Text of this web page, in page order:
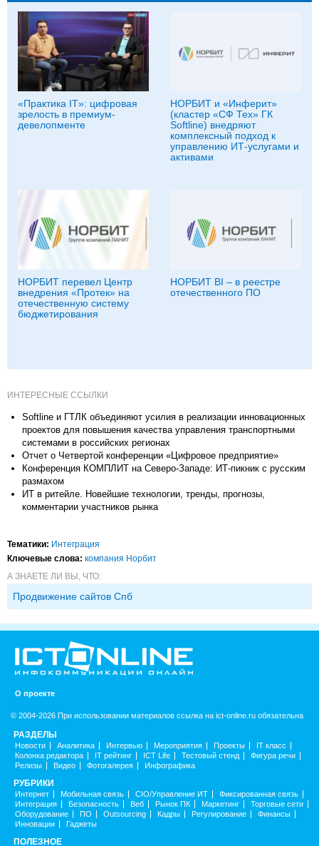
«Практика IT»: цифровая
зрелость в премиум-
девелопменте
НОРБИТ и «Инферит»
(кластер «СФ Тех» ГК
Softline) внедряют
комплексный подход к
управлению ИТ-услугами и
активами
НОРБИТ перевел Центр
внедрения «Протек» на
отечественную систему
бюджетирования
НОРБИТ BI – в реестре
отечественного ПО
ИНТЕРЕСНЫЕ ССЫЛКИ
Softline и ГТЛК объединяют усилия в реализации инновационных
проектов для повышения качества управления транспортными
системами в российских регионах
Отчет о Четвертой конференции «Цифровое предприятие»
Конференция КОМПЛИТ на Северо-Западе: ИТ-пикник с русским
размахом
ИТ в ритейле. Новейшие технологии, тренды, прогнозы,
комментарии участников рынка
Тематики: Интеграция
Ключевые слова: компания Норбит
А ЗНАЕТЕ ЛИ ВЫ, ЧТО:
Продвижение сайтов Спб
О проекте
© 2004-2026 При использовании материалов ссылка на ict-online.ru обязательна
РАЗДЕЛЫ
Новости Аналитика Интервью Мероприятия Проекты
IT класс
Колонка редактора
IT рейтинг ICT Life Тестовый стенд
Фигура речи
Релизы
Видео Фотогалерея Инфографика
РУБРИКИ
Интернет Мобильная связь CIO/Управление ИТ
Фиксированная связь
Интеграция
Безопасность Веб Рынок ПК Маркетинг
Торговые сети
Оборудование
ПО Outsourcing Кадры Регулирование
Финансы
Инновации
Гаджеты
ПОЛЕЗНОЕ